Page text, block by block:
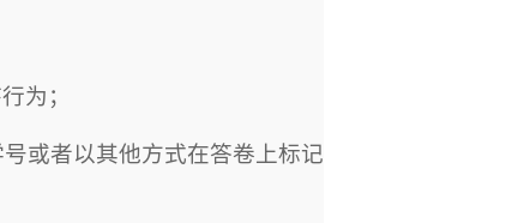
为；
或者以其他方式在答卷上标记